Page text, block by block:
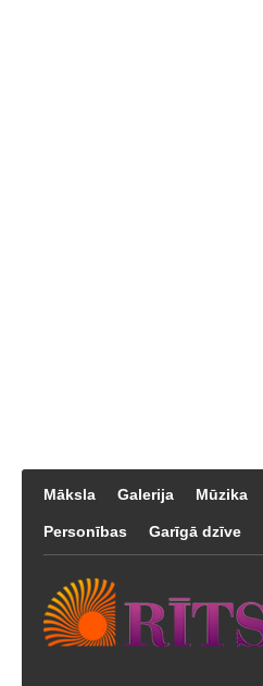
Māksla Galerija Mūzika
Personības Garīgā dzīve